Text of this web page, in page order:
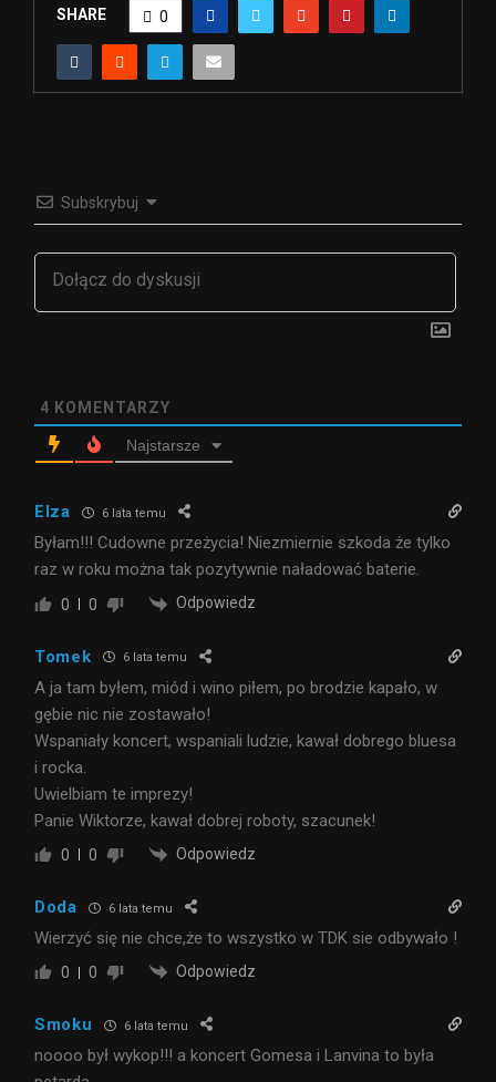
SHARE 0
Subskrybuj
4 KOMENTARZY
Najstarsze
Elza 6 lata temu
Byłam!!! Cudowne przeżycia! Niezmiernie szkoda że tylko
raz w roku można tak pozytywnie naładować baterie.
0 0 Odpowiedz
Tomek 6 lata temu
A ja tam byłem, miód i wino piłem, po brodzie kapało, w
gębie nic nie zostawało!
Wspaniały koncert, wspaniali ludzie, kawał dobrego bluesa
i rocka.
Uwielbiam te imprezy!
Panie Wiktorze, kawał dobrej roboty, szacunek!
0 0 Odpowiedz
Doda 6 lata temu
Wierzyć się nie chce,że to wszystko w TDK sie odbywało !
0 0 Odpowiedz
Smoku 6 lata temu
noooo był wykop!!! a koncert Gomesa i Lanvina to była